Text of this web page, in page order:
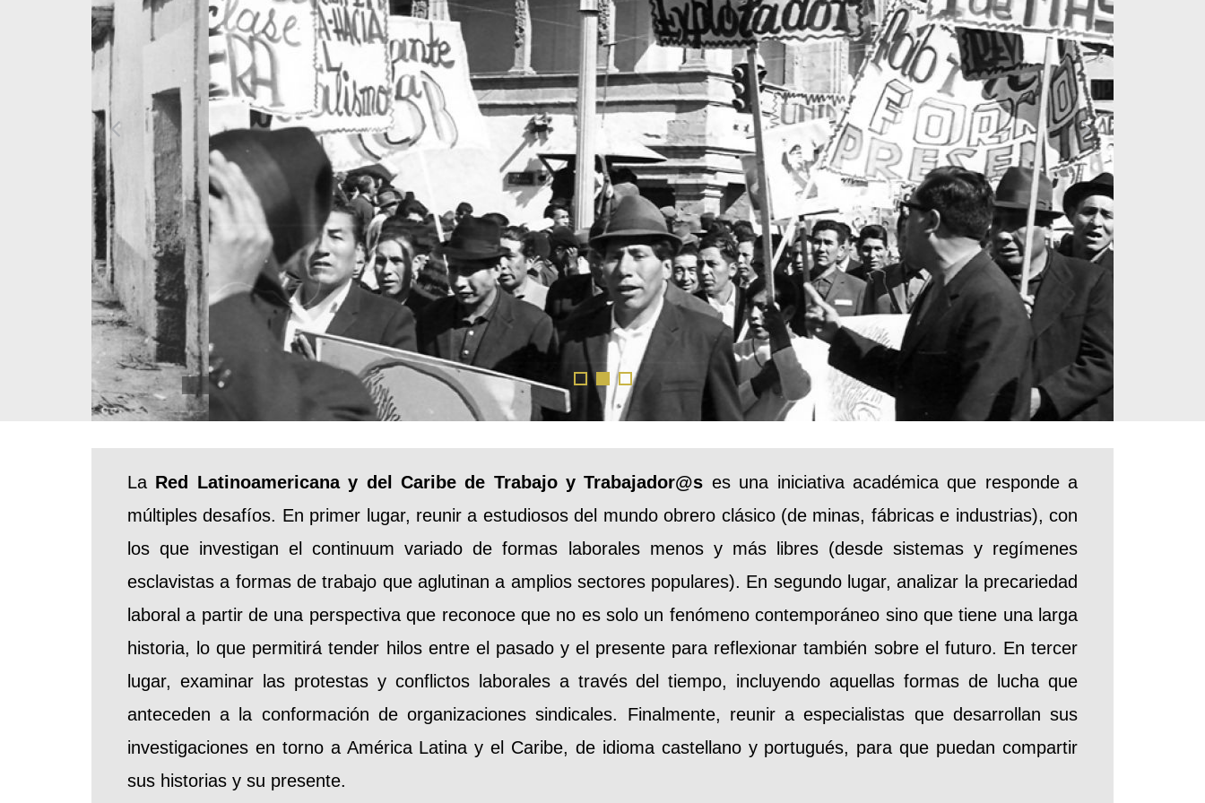
La Red Latinoamericana y del Caribe de Trabajo y Trabajador@s es una iniciativa académica que responde a
múltiples desafíos. En primer lugar, reunir a estudiosos del mundo obrero clásico (de minas, fábricas e industrias), con
los que investigan el continuum variado de formas laborales menos y más libres (desde sistemas y regímenes
esclavistas a formas de trabajo que aglutinan a amplios sectores populares). En segundo lugar, analizar la precariedad
laboral a partir de una perspectiva que reconoce que no es solo un fenómeno contemporáneo sino que tiene una larga
historia, lo que permitirá tender hilos entre el pasado y el presente para reflexionar también sobre el futuro. En tercer
lugar, examinar las protestas y conflictos laborales a través del tiempo, incluyendo aquellas formas de lucha que
anteceden a la conformación de organizaciones sindicales. Finalmente, reunir a especialistas que desarrollan sus
investigaciones en torno a América Latina y el Caribe, de idioma castellano y portugués, para que puedan compartir
sus historias y su presente.